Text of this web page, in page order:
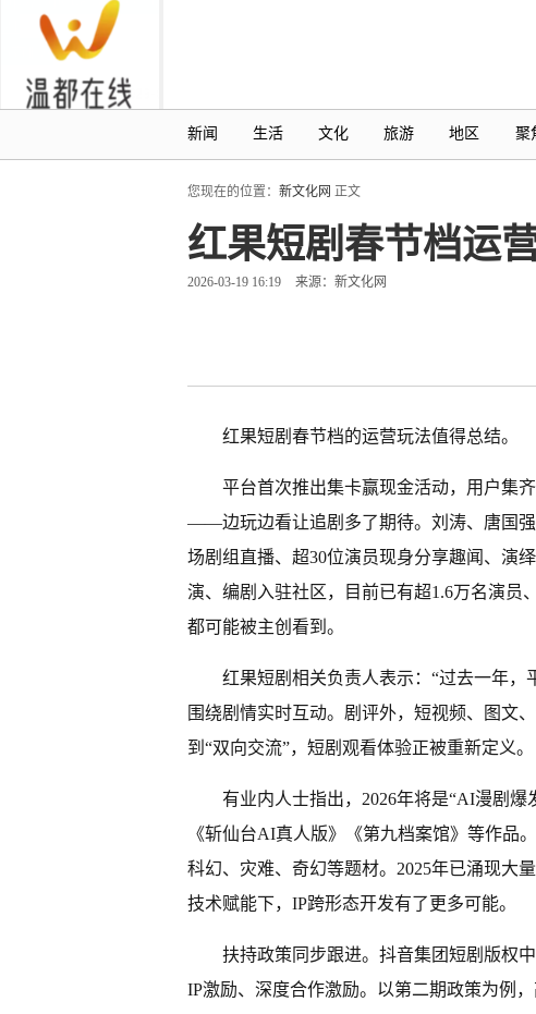
新闻 生活 文化 旅游 地区 聚
您现在的位置： 新文化网 正文
红果短剧春节档运
2026-03-19 16:19 来源：新文化网
红果短剧春节档的运营玩法值得总结。
平台首次推出集卡赢现金活动，用户集
——边玩边看让追剧多了期待。刘涛、唐国
场剧组直播、超30位演员现身分享趣闻、演
演、编剧入驻社区，目前已有超1.6万名演员
都可能被主创看到。
红果短剧相关负责人表示：“过去一年
围绕剧情实时互动。剧评外，短视频、图文
到“双向交流”，短剧观看体验正被重新定义。
有业内人士指出，2026年将是“AI漫剧
《斩仙台AI真人版》《第九档案馆》等作品
科幻、灾难、奇幻等题材。2025年已涌现大
技术赋能下，IP跨形态开发有了更多可能。
扶持政策同步跟进。抖音集团短剧版权
IP激励、深度合作激励。以第二期政策为例